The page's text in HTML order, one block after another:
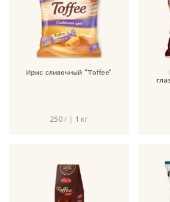
Ирис сливочный "Toffee"
250 г | 1 кг